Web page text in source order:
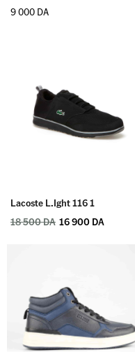
9 000 DA
Lacoste L.ight 116 1
18 500DA 16 900 DA